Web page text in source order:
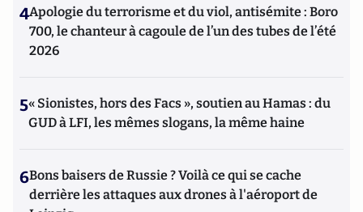
4Apologie du terrorisme et du viol, antisémite : Boro
700, le chanteur à cagoule de l’un des tubes de l’été
2026
5« Sionistes, hors des Facs », soutien au Hamas : du
GUD à LFI, les mêmes slogans, la même haine
6Bons baisers de Russie ? Voilà ce qui se cache
derrière les attaques aux drones à l'aéroport de